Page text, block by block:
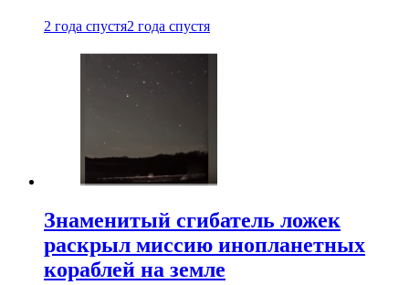
2 года спустя2 года спустя
Знаменитый сгибатель ложек
раскрыл миссию инопланетных
кораблей на земле